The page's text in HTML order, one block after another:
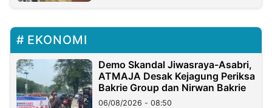
EKONOMI
Demo Skandal Jiwasraya-Asabri,
ATMAJA Desak Kejagung Periksa
Bakrie Group dan Nirwan Bakrie
06/08/2026 - 08:50